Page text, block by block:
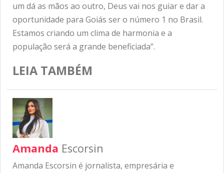
um dá as mãos ao outro, Deus vai nos guiar e dar a
oportunidade para Goiás ser o número 1 no Brasil.
Estamos criando um clima de harmonia e a
população será a grande beneficiada”.
LEIA TAMBÉM
Amanda Escorsin
Amanda Escorsin é jornalista, empresária e